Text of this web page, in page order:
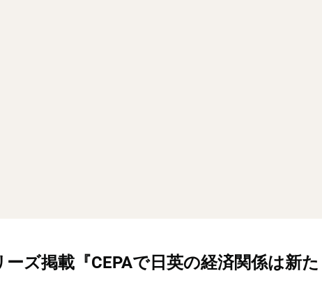
ーズ掲載『CEPAで日英の経済関係は新た